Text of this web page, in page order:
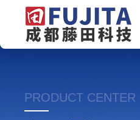
PRODUCT CENTER